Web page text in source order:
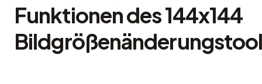
Funktionen des 144x144